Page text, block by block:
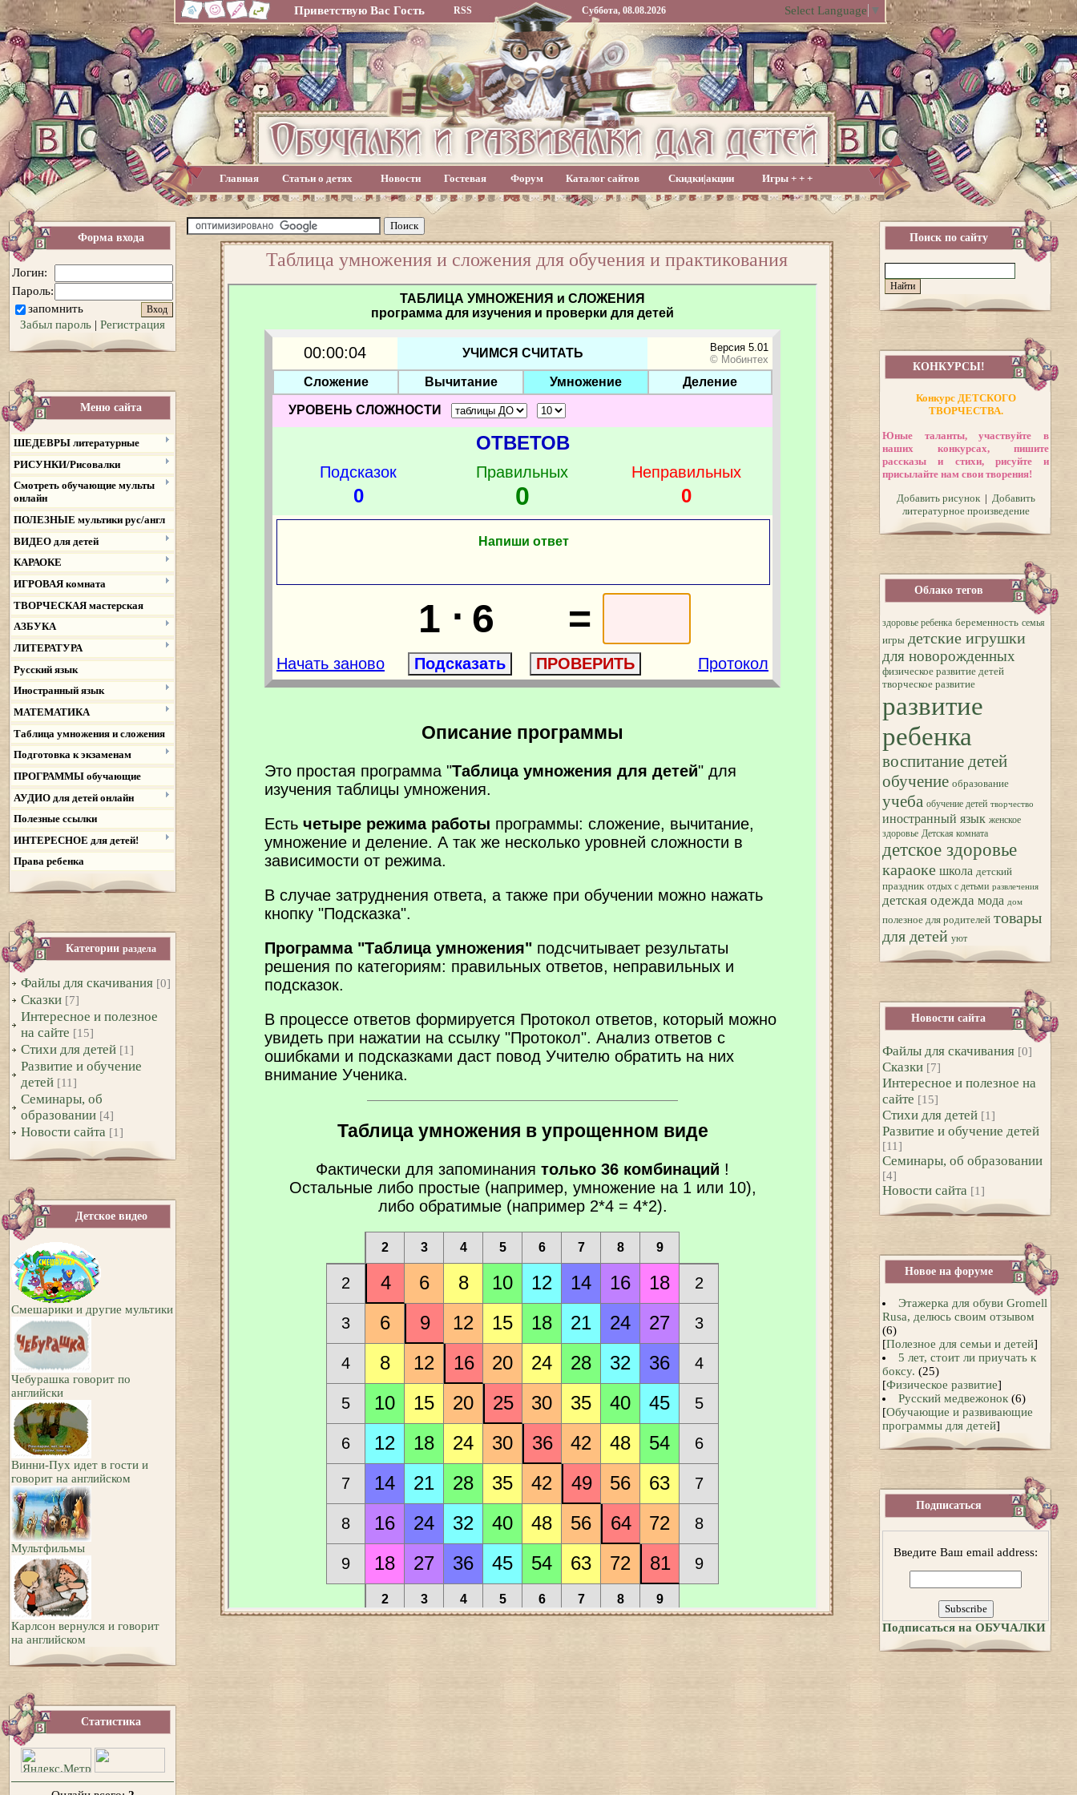
Приветствую Вас Гость RSS Суббота, 08.08.2026 Select Language ▼
Главная Статьи о детях Новости Гостевая Форум Каталог сайтов Скидки|акции Игры + + +
Форма входа
Логин:
Пароль:
запомнить
Забыл пароль | Регистрация
Меню сайта
ШЕДЕВРЫ литературные
РИСУНКИ/Рисовалки
Смотреть обучающие мульты
онлайн
ПОЛЕЗНЫЕ мультики рус/англ
ВИДЕО для детей
КАРАОКЕ
ИГРОВАЯ комната
ТВОРЧЕСКАЯ мастерская
АЗБУКА
ЛИТЕРАТУРА
Русский язык
Иностранный язык
МАТЕМАТИКА
Таблица умножения и сложения
Подготовка к экзаменам
ПРОГРАММЫ обучающие
АУДИО для детей онлайн
Полезные ссылки
ИНТЕРЕСНОЕ для детей!
Права ребенка
Категории раздела
Файлы для скачивания [0]
Сказки [7]
Интересное и полезное
на сайте [15]
Стихи для детей [1]
Развитие и обучение
детей [11]
Семинары, об
образовании [4]
Новости сайта [1]
Детское видео
Смешарики и другие мультики
Чебурашка говорит по
английски
Винни-Пух идет в гости и
говорит на английском
Мультфильмы
Карлсон вернулся и говорит
на английском
Статистика
Таблица умножения и сложения для обучения и практикования
Поиск по сайту
КОНКУРСЫ!
Конкурс ДЕТСКОГО
ТВОРЧЕСТВА.
Юные таланты, участвуйте в
наших конкурсах, пишите
рассказы и стихи, рисуйте и
присылайте нам свои творения!
Добавить рисунок| Добавить
литературное произведение
Облако тегов
здоровье ребенка беременность семья
игры детские игрушки
для новорожденных
физическое развитие детей
творческое развитие
развитие
ребенка
воспитание детей
обучение образование
учеба обучение детей творчество
иностранный язык женское
здоровье Детская комната
детское здоровье
караоке школа детский
праздник отдых с детьми развлечения
детская одежда мода дом
полезное для родителей товары
для детей уют
Новости сайта
Файлы для скачивания [0]
Сказки [7]
Интересное и полезное на
сайте [15]
Стихи для детей [1]
Развитие и обучение детей
[11]
Семинары, об образовании
[4]
Новости сайта [1]
Новое на форуме
Этажерка для обуви Gromell
Rusa, делюсь своим отзывом
(6)
[Полезное для семьи и детей]
5 лет, стоит ли приучать к
боксу. (25)
[Физическое развитие]
Русский медвежонок (6)
[Обучающие и развивающие
программы для детей]
Подписаться
Введите Ваш email address:
Подписаться на ОБУЧАЛКИ